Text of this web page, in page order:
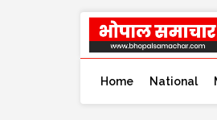
Home National